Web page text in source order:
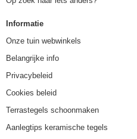
Informatie
Onze tuin webwinkels
Belangrijke info
Privacybeleid
Cookies beleid
Terrastegels schoonmaken
Aanlegtips keramische tegels